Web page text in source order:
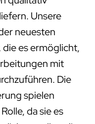
Unsere
neuesten
es ermöglicht,
mit
Die
spielen
da sie es